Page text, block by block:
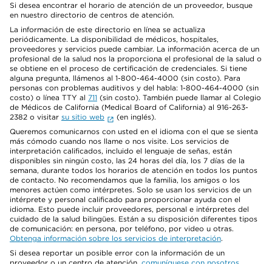
Si desea encontrar el horario de atención de un proveedor, busque
en nuestro directorio de centros de atención.
La información de este directorio en línea se actualiza
periódicamente. La disponibilidad de médicos, hospitales,
proveedores y servicios puede cambiar. La información acerca de un
profesional de la salud nos la proporciona el profesional de la salud o
se obtiene en el proceso de certificación de credenciales. Si tiene
alguna pregunta, llámenos al 1-800-464-4000 (sin costo). Para
personas con problemas auditivos y del habla: 1-800-464-4000 (sin
costo) o línea TTY al 711 (sin costo). También puede llamar al Colegio
de Médicos de California (Medical Board of California) al 916-263-
2382 o visitar su sitio web
(en inglés).
Queremos comunicarnos con usted en el idioma con el que se sienta
más cómodo cuando nos llame o nos visite. Los servicios de
interpretación calificados, incluido el lenguaje de señas, están
disponibles sin ningún costo, las 24 horas del día, los 7 días de la
semana, durante todos los horarios de atención en todos los puntos
de contacto. No recomendamos que la familia, los amigos o los
menores actúen como intérpretes. Solo se usan los servicios de un
intérprete y personal calificado para proporcionar ayuda con el
idioma. Esto puede incluir proveedores, personal e intérpretes del
cuidado de la salud bilingües. Están a su disposición diferentes tipos
de comunicación: en persona, por teléfono, por video u otras.
Obtenga información sobre los servicios de interpretación.
Si desea reportar un posible error con la información de un